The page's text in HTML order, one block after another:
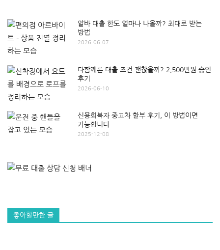
알바 대출 한도 얼마나 나올까? 최대로 받는
방법
2026-06-07
다함께론 대출 조건 괜찮을까? 2,500만원 승인
후기
2026-06-10
신용회복자 중고차 할부 후기, 이 방법이면
가능합니다
2025-12-08
좋아할만한 글